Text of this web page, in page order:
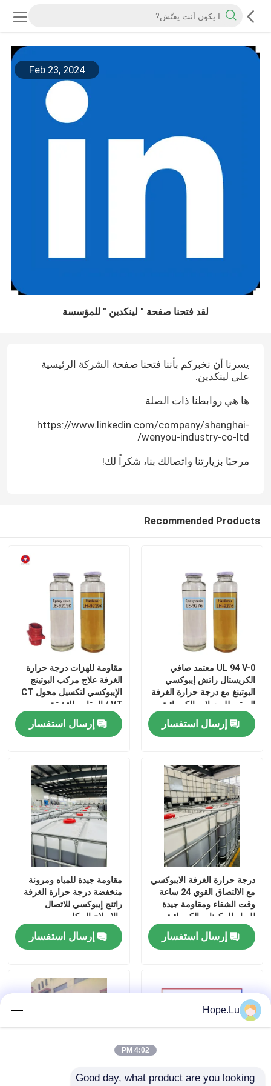
Feb 23, 2024
لقد فتحنا صفحة " لينكدين " للمؤسسة
يسرنا أن نخبركم بأننا فتحنا صفحة الشركة الرئيسية
على لينكدين.
ها هي روابطنا ذات الصلة
https://www.linkedin.com/company/shanghai-
wenyou-industry-co-ltd/
مرحبًا بزيارتنا واتصالك بنا، شكراً لك!
Recommended Products
UL 94 V-0 معتمد صافي
الكريستال راتش إيبوكسي
البوتينغ مع درجة حرارة الغرفة
الصقيع للمحولات الكهربائية
إرسال استفسار
مقاومة للهزات درجة حرارة
الغرفة علاج مركب البوتينج
الإيبوكسي لتكسيل محول CT
/ VT المقاوم للتشقق
إرسال استفسار
درجة حرارة الغرفة الايبوكسي
مع الالتصاق القوي 24 ساعة
وقت الشفاء ومقاومة جيدة
للمياه للمكونات الكهربائية
إرسال استفسار
مقاومة جيدة للمياه ومرونة
منخفضة درجة حرارة الغرفة
راتنج إيبوكسي للاتصال
والإصلاح الهيكلي
إرسال استفسار
Hope.Lu
4:02 PM
Good day, what product are you looking